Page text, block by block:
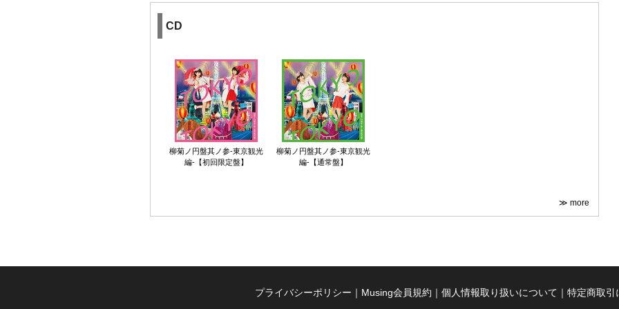
CD
柳菊ノ円盤其ノ参-東京観光
編-【初回限定盤】
柳菊ノ円盤其ノ参-東京観光
編-【通常盤】
≫ more
プライバシーポリシー ｜ Musing会員規約 ｜ 個人情報取り扱いについて ｜ 特定商取引